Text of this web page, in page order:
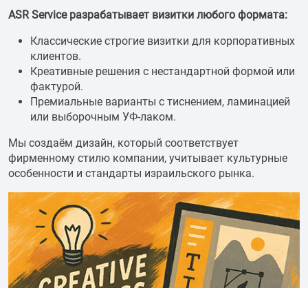
ASR Service разрабатывает визитки любого формата:
Классические строгие визитки для корпоративных
клиентов.
Креативные решения с нестандартной формой или
фактурой.
Премиальные варианты с тиснением, ламинацией
или выборочным УФ-лаком.
Мы создаём дизайн, который соответствует
фирменному стилю компании, учитывает культурные
особенности и стандарты израильского рынка.